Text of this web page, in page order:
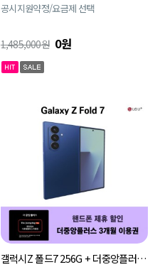
공시지원약정/요금제 선택
1,485,000원 0원
갤럭시Z 폴드7 256G + 더중앙플러스 3개월 이용권